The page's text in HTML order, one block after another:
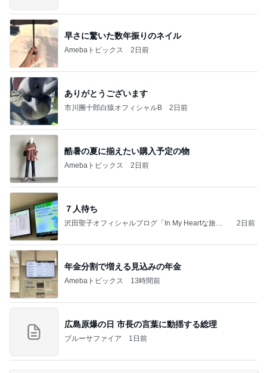
早さに驚いた数年振りのネイル
Amebaトピックス 2日前
ありがとうございます
市川團十郎白猿オフィシャルB 2日前
酷暑の夏に揃えたい購入予定の物
Amebaトピックス 2日前
７人待ち
沢田聖子オフィシャルブログ「In My Heartな旅日
2日前
年金分割で増える見込みの年金
Amebaトピックス 13時間前
広島原爆の日 市長の言葉に動揺する総理
ブルーサファイア 1日前